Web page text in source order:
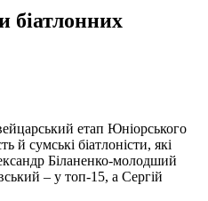
біатлонних
етап Юніорського
й сумські біатлоністи, які
Біланенко-молодший
– у топ-15, а Сергій